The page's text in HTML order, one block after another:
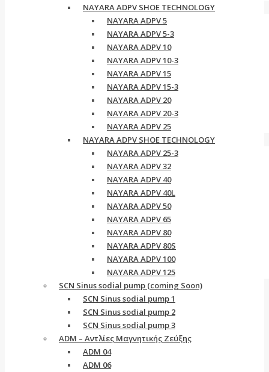
NAYARA ADPV SHOE TECHNOLOGY
NAYARA ADPV 5
NAYARA ADPV 5-3
NAYARA ADPV 10
NAYARA ADPV 10-3
NAYARA ADPV 15
NAYARA ADPV 15-3
NAYARA ADPV 20
NAYARA ADPV 20-3
NAYARA ADPV 25
NAYARA ADPV SHOE TECHNOLOGY
NAYARA ADPV 25-3
NAYARA ADPV 32
NAYARA ADPV 40
NAYARA ADPV 40L
NAYARA ADPV 50
NAYARA ADPV 65
NAYARA ADPV 80
NAYARA ADPV 80S
NAYARA ADPV 100
NAYARA ADPV 125
SCN Sinus sodial pump (coming Soon)
SCN Sinus sodial pump 1
SCN Sinus sodial pump 2
SCN Sinus sodial pump 3
ADM – Αντλίες Μαγνητικής Ζεύξης
ADM 04
ADM 06